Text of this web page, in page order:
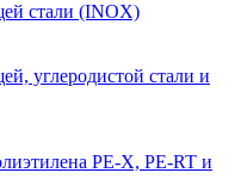
стали (INOX)
углеродистой стали и
PE-X, PE-RT и